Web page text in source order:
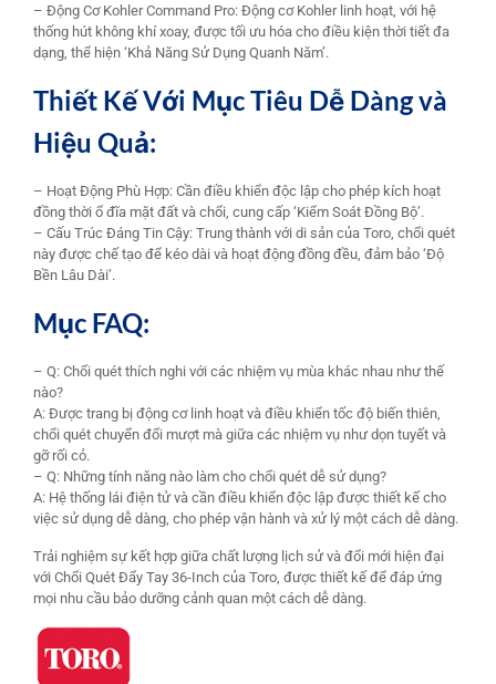
– Động Cơ Kohler Command Pro: Động cơ Kohler linh hoạt, với hệ
thống hút không khí xoay, được tối ưu hóa cho điều kiện thời tiết đa
dạng, thể hiện ‘Khả Năng Sử Dụng Quanh Năm’.
Thiết Kế Với Mục Tiêu Dễ Dàng và
Hiệu Quả:
– Hoạt Động Phù Hợp: Cần điều khiển độc lập cho phép kích hoạt
đồng thời ổ đĩa mặt đất và chổi, cung cấp ‘Kiểm Soát Đồng Bộ’.
– Cấu Trúc Đáng Tin Cậy: Trung thành với di sản của Toro, chổi quét
này được chế tạo để kéo dài và hoạt động đồng đều, đảm bảo ‘Độ
Bền Lâu Dài’.
Mục FAQ:
– Q: Chổi quét thích nghi với các nhiệm vụ mùa khác nhau như thế
nào?
A: Được trang bị động cơ linh hoạt và điều khiển tốc độ biến thiên,
chổi quét chuyển đổi mượt mà giữa các nhiệm vụ như dọn tuyết và
gỡ rối cỏ.
– Q: Những tính năng nào làm cho chổi quét dễ sử dụng?
A: Hệ thống lái điện tử và cần điều khiển độc lập được thiết kế cho
việc sử dụng dễ dàng, cho phép vận hành và xử lý một cách dễ dàng.
Trải nghiệm sự kết hợp giữa chất lượng lịch sử và đổi mới hiện đại
với Chổi Quét Đẩy Tay 36-Inch của Toro, được thiết kế để đáp ứng
mọi nhu cầu bảo dưỡng cảnh quan một cách dễ dàng.